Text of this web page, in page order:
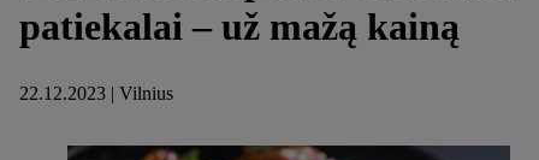
patiekalai – už mažą kainą
22.12.2023 | Vilnius